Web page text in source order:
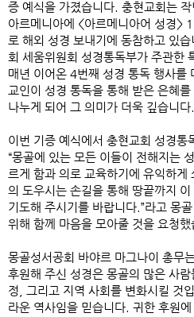
증 예식을 가졌습니다. 충현교회는 작
아르메니아에 <아르메니아어 성경>
로 해외 성경 보내기에 동참하고 있습
회 세움위원회 성경통독부가 주관한
매년 이어온 4번째 성경 통독 행사를
교인이 성경 통독을 통해 받은 은혜
나누게 되어 그 의미가 더욱 깊습니다.
이번 기증 예식에서 충현교회 성경통
“몽골에 있는 모든 이들이 전해지는
르게 함과 의로 교육하기에 유익하게
의 도우시는 손길을 통해 땅끝까지
기도해 주시기를 바랍니다.”라고 몽
위해 함께 마음을 모아줄 것을 요청했
몽골성서공회 바야르 마그나이 총무
후원해 주신 성경은 몽골의 많은 사
정
그리고 지역 사회를 변화시킬 것
라운 역사임을 믿습니다. 귀한 후원